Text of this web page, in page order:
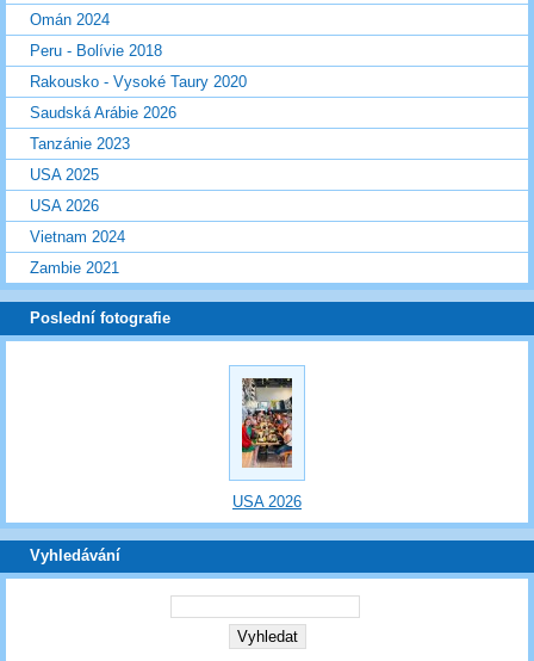
Omán 2024
Peru - Bolívie 2018
Rakousko - Vysoké Taury 2020
Saudská Arábie 2026
Tanzánie 2023
USA 2025
USA 2026
Vietnam 2024
Zambie 2021
Poslední fotografie
USA 2026
Vyhledávání